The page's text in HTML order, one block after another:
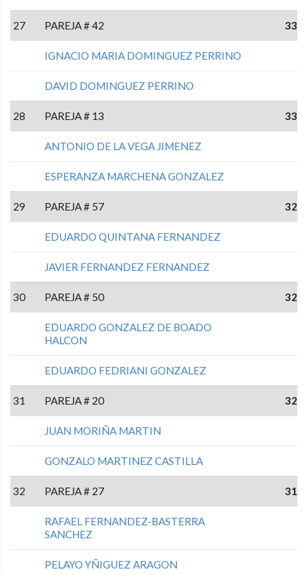
27 PAREJA # 42 33
IGNACIO MARIA DOMINGUEZ PERRINO
DAVID DOMINGUEZ PERRINO
28 PAREJA # 13 33
ANTONIO DE LA VEGA JIMENEZ
ESPERANZA MARCHENA GONZALEZ
29 PAREJA # 57 32
EDUARDO QUINTANA FERNANDEZ
JAVIER FERNANDEZ FERNANDEZ
30 PAREJA # 50 32
EDUARDO GONZALEZ DE BOADO
HALCON
EDUARDO FEDRIANI GONZALEZ
31 PAREJA # 20 32
JUAN MORIÑA MARTIN
GONZALO MARTINEZ CASTILLA
32 PAREJA # 27 31
RAFAEL FERNANDEZ-BASTERRA
SANCHEZ
PELAYO YÑIGUEZ ARAGON